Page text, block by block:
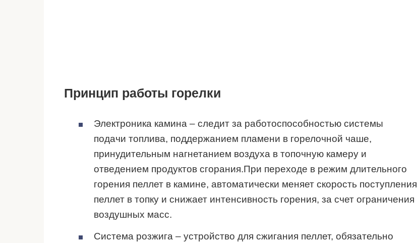
Принцип работы горелки
Электроника камина – следит за работоспособностью системы
подачи топлива, поддержанием пламени в горелочной чаше,
принудительным нагнетанием воздуха в топочную камеру и
отведением продуктов сгорания.При переходе в режим длительного
горения пеллет в камине, автоматически меняет скорость поступления
пеллет в топку и снижает интенсивность горения, за счет ограничения
воздушных масс.
Система розжига – устройство для сжигания пеллет, обязательно